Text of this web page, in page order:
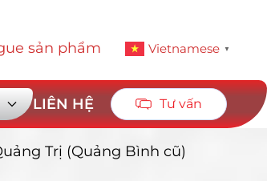
sản phẩm Vietnamese ▼
LIÊN HỆ Tư vấn
Trị (Quảng Bình cũ)